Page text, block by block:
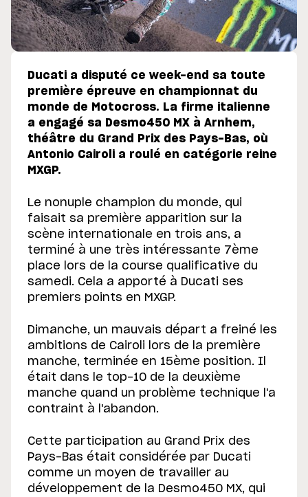
Ducati a disputé ce week-end sa toute
première épreuve en championnat du
monde de Motocross. La firme italienne
a engagé sa Desmo450 MX à Arnhem,
théâtre du Grand Prix des Pays-Bas, où
Antonio Cairoli a roulé en catégorie reine
MXGP.
Le nonuple champion du monde, qui
faisait sa première apparition sur la
scène internationale en trois ans, a
terminé à une très intéressante 7ème
place lors de la course qualificative du
samedi. Cela a apporté à Ducati ses
premiers points en MXGP.
Dimanche, un mauvais départ a freiné les
ambitions de Cairoli lors de la première
manche, terminée en 15ème position. Il
était dans le top-10 de la deuxième
manche quand un problème technique l'a
contraint à l'abandon.
Cette participation au Grand Prix des
Pays-Bas était considérée par Ducati
comme un moyen de travailler au
développement de la Desmo450 MX, qui